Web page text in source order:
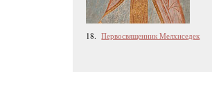
18.Первосвященник Мелхиседек